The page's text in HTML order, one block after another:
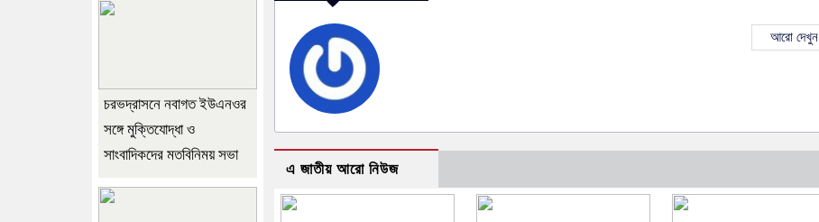
আরো দেখুন
এ জাতীয় আরো নিউজ
চরভদ্রাসনে নবাগত ইউএনওর
সঙ্গে মুক্তিযোদ্ধা ও
সাংবাদিকদের মতবিনিময় সভা